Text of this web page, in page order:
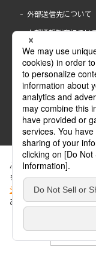
外部送信先について
内部通報制度につい
ABJマークは、この電子書店
得た正規版配信サービスで
ABJマークの詳細、ABJマー
ぶんか社が運営するサ
を使用しています。 当
シー
」をご覧ください。
ありません。